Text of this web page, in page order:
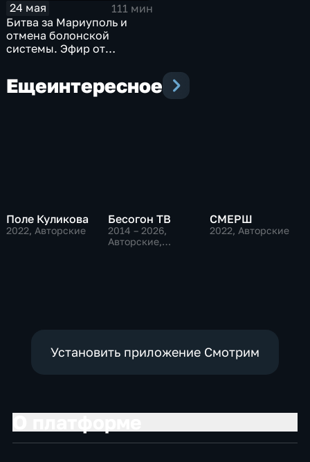
24 мая
111 мин
Битва за Мариуполь и
отмена болонской
системы. Эфир от
Ещеинтересное
Поле Куликова
2022, Авторские
Бесогон ТВ
2014 – 2026,
Авторские,
СМЕРШ
2022, Авторские
Установить приложение Смотрим